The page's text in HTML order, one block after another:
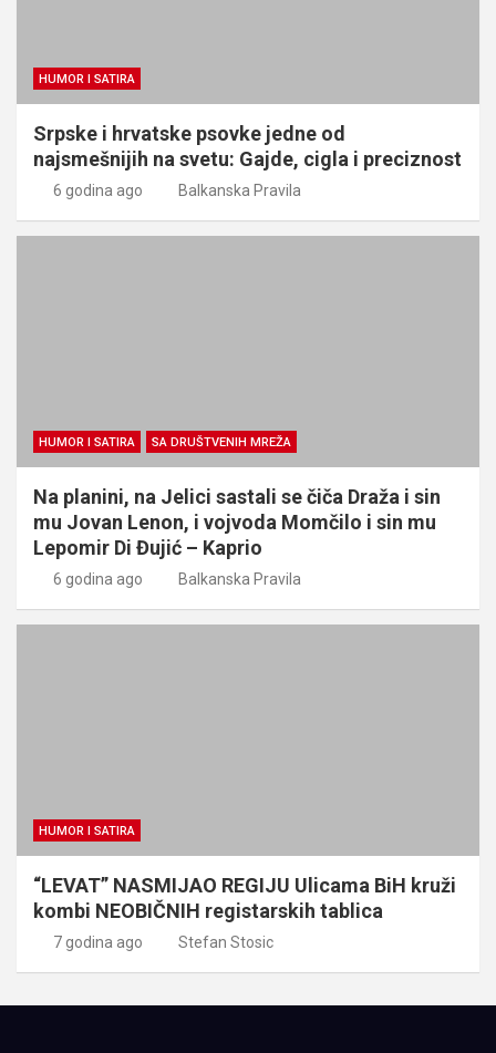
HUMOR I SATIRA
Srpske i hrvatske psovke jedne od
najsmešnijih na svetu: Gajde, cigla i preciznost
6 godina ago Balkanska Pravila
HUMOR I SATIRA SA DRUŠTVENIH MREŽA
Na planini, na Jelici sastali se čiča Draža i sin
mu Jovan Lenon, i vojvoda Momčilo i sin mu
Lepomir Di Đujić – Kaprio
6 godina ago Balkanska Pravila
HUMOR I SATIRA
“LEVAT” NASMIJAO REGIJU Ulicama BiH kruži
kombi NEOBIČNIH registarskih tablica
7 godina ago Stefan Stosic